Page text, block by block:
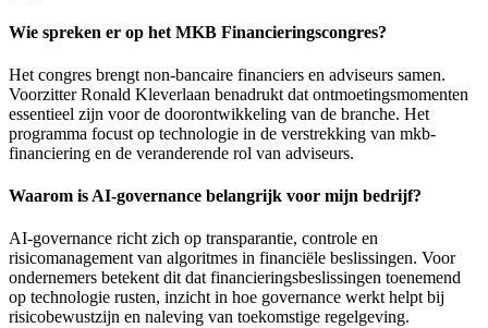
Wie spreken er op het MKB Financieringscongres?
Het congres brengt non-bancaire financiers en adviseurs samen.
Voorzitter Ronald Kleverlaan benadrukt dat ontmoetingsmomenten
essentieel zijn voor de doorontwikkeling van de branche. Het
programma focust op technologie in de verstrekking van mkb-
financiering en de veranderende rol van adviseurs.
Waarom is AI-governance belangrijk voor mijn bedrijf?
AI-governance richt zich op transparantie, controle en
risicomanagement van algoritmes in financiële beslissingen. Voor
ondernemers betekent dit dat financieringsbeslissingen toenemend
op technologie rusten, inzicht in hoe governance werkt helpt bij
risicobewustzijn en naleving van toekomstige regelgeving.